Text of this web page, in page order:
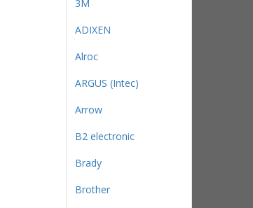
3М
ADIXEN
Alroc
ARGUS (Intec)
Arrow
B2 electronic
Brady
Brother